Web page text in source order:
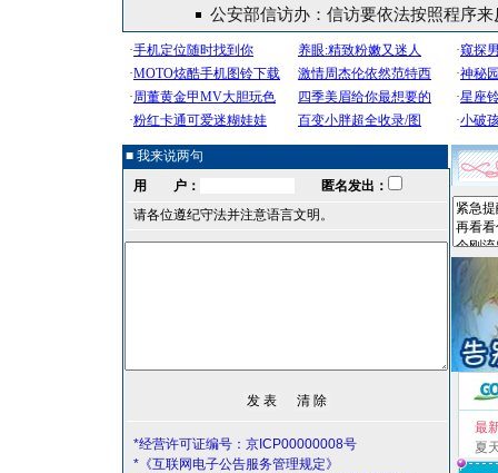
公安部信访办：信访要依法按照程序来
■ 我来说两句
用 户：
匿名发出：
请各位遵纪守法并注意语言文明。
*经营许可证编号：京ICP00000008号
*《互联网电子公告服务管理规定》
最
夏